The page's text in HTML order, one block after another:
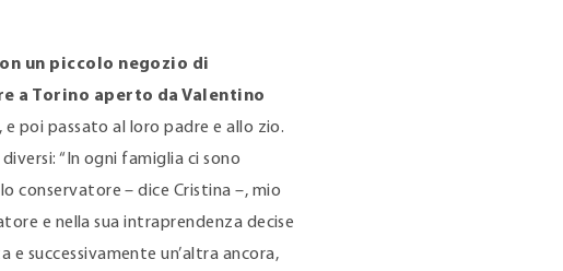
un piccolo negozio di
a Torino aperto da Valentino
e poi passato al loro padre e allo zio.
“In ogni famiglia ci sono
conservatore – dice Cristina –, mio
e nella sua intraprendenza decise
successivamente un’altra ancora,